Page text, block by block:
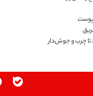
پوست
چرب و جوش‌دار